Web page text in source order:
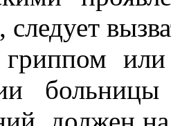
следует
гриппом